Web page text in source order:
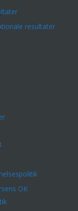
resultater
OK